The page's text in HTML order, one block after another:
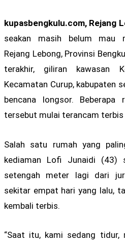
kupasbengkulu.com, Rejang
seakan masih belum mau
Rejang Lebong, Provinsi
terakhir, giliran kawasan
Kecamatan Curup, kabupaten
bencana longsor. Beberapa
tersebut mulai terancam terbis
Salah satu rumah yang
kediaman Lofi Junaidi (43)
setengah meter lagi dari
sekitar empat hari yang lalu,
kembali terbis.
“Saat itu, kami sedang tidur,